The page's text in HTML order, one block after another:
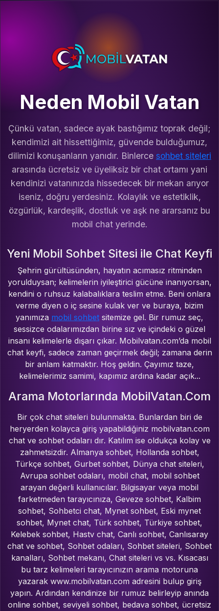
Neden Mobil Vatan
Çünkü vatan, sadece ayak bastığımız toprak değil;
kendimizi ait hissettiğimiz, güvende bulduğumuz,
dilimizi konuşanların yanıdır. Binlerce sohbet siteleri
arasında ücretsiz ve üyeliksiz bir chat ortamı yani
kendinizi vatanınızda hissedecek bir mekan arıyor
iseniz, doğru yerdesiniz. Kolaylık ve estetiklik,
özgürlük, kardeşlik, dostluk ve aşk ne ararsanız bu
mobil chat yerinde.
Yeni Mobil Sohbet Sitesi ile Chat Keyfi
Şehrin gürültüsünden, hayatın acımasız ritminden
yorulduysan; kelimelerin iyileştirici gücüne inanıyorsan,
kendini o ruhsuz kalabalıklara teslim etme. Beni onlara
verme diyen o iç sesine kulak ver ve buraya, bizim
yanımıza mobil sohbet sitemize gel. Bir rumuz seç,
sessizce odalarımızdan birine sız ve içindeki o güzel
insanı kelimelerle dışarı çıkar. Mobilvatan.com’da mobil
chat keyfi, sadece zaman geçirmek değil; zamana derin
bir anlam katmaktır. Hoş geldin. Çayımız taze,
kelimelerimiz samimi, kapımız ardına kadar açık...
Arama Motorlarında MobilVatan.Com
Bir çok chat siteleri bulunmakta. Bunlardan biri de
heryerden kolayca giriş yapabildiğiniz mobilvatan.com
chat ve sohbet odaları dır. Katılım ise oldukça kolay ve
zahmetsizdir. Almanya sohbet, Hollanda sohbet,
Türkçe sohbet, Gurbet sohbet, Dünya chat siteleri,
Avrupa sohbet odaları, mobil chat, mobil sohbet
arayan değerli kullanıcılar. Bilgisayar veya mobil
farketmeden tarayıcınıza, Geveze sohbet, Kalbim
sohbet, Sohbetci chat, Mynet sohbet, Eski mynet
sohbet, Mynet chat, Türk sohbet, Türkiye sohbet,
Kelebek sohbet, Hastv chat, Canlı sohbet, Canlısaray
chat ve sohbet, Sohbet odaları, Sohbet siteleri, Sohbet
kanalları, Sohbet mekanı, Chat siteleri vs vs. Kısacası
bu tarz kelimeleri tarayıcınızın arama motoruna
yazarak www.mobilvatan.com adresini bulup giriş
yapın. Ardından kendinize bir rumuz belirleyip anında
online sohbet, seviyeli sohbet, bedava sohbet, ücretsiz